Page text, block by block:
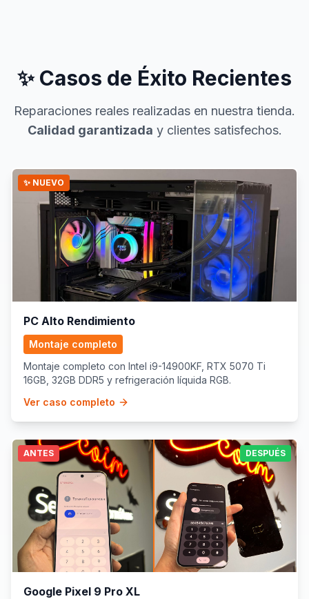
✨ Casos de Éxito Recientes
Reparaciones reales realizadas en nuestra tienda.
Calidad garantizada y clientes satisfechos.
✨ NUEVO
PC Alto Rendimiento
Montaje completo
Montaje completo con Intel i9-14900KF, RTX 5070 Ti
16GB, 32GB DDR5 y refrigeración líquida RGB.
Ver caso completo
ANTES DESPUÉS
Google Pixel 9 Pro XL